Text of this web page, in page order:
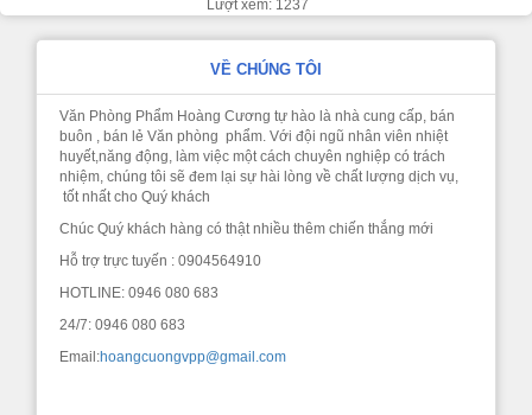
Lượt xem: 1237
VỀ CHÚNG TÔI
Văn Phòng Phẩm Hoàng Cương tự hào là nhà cung cấp, bán
buôn , bán lẻ Văn phòng phẩm. Với đội ngũ nhân viên nhiệt
huyết,năng động, làm việc một cách chuyên nghiệp có trách
nhiệm, chúng tôi sẽ đem lại sự hài lòng về chất lượng dịch vụ,
tốt nhất cho Quý khách
Chúc Quý khách hàng có thật nhiều thêm chiến thắng mới
Hỗ trợ trực tuyến : 0904564910
HOTLINE: 0946 080 683
24/7: 0946 080 683
Email:hoangcuongvpp@gmail.com